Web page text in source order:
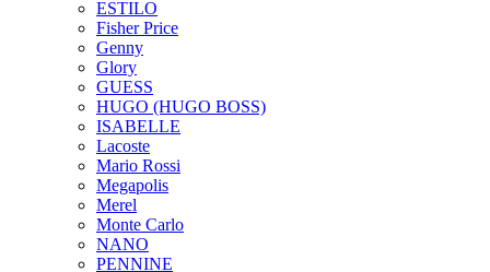
ESTILO
Fisher Price
Genny
Glory
GUESS
HUGO (HUGO BOSS)
ISABELLE
Lacoste
Mario Rossi
Megapolis
Merel
Monte Carlo
NANO
PENNINE